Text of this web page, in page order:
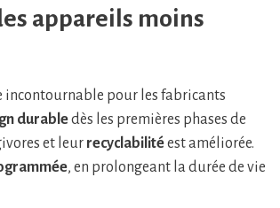
appareils moins
incontournable pour les fabricants
durabledès les premières phases de
et leur recyclabilitéest améliorée.
, en prolongeant la durée de vie